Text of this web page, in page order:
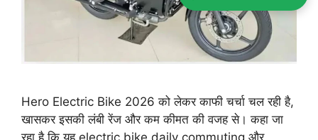
Hero Electric Bike 2026 को लेकर काफी चर्चा चल रही है,
खासकर इसकी लंबी रेंज और कम कीमत की वजह से। कहा जा
रहा है कि यह electric bike daily commuting और